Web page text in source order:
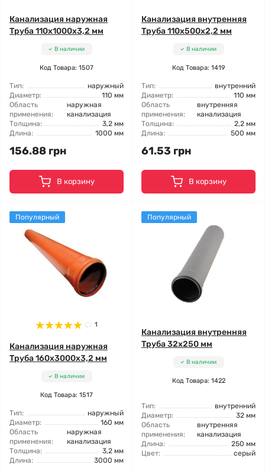
Канализация наружная
Труба 110x1000x3,2 мм
В наличии
Код Товара: 1507
Тип:
наружный
Диаметр:
110 мм
Область
применения:
наружная
канализация
Толщина:
3,2 мм
Длина:
1000 мм
156.88 грн
В корзину
Канализация внутренняя
Труба 110x500x2,2 мм
В наличии
Код Товара: 1419
Тип:
внутренний
Диаметр:
110 мм
Область
применения:
внутренняя
канализация
Толщина:
2,2 мм
Длина:
500 мм
61.53 грн
В корзину
Популярный
1
Канализация наружная
Труба 160x3000x3,2 мм
В наличии
Код Товара: 1517
Тип:
наружный
Диаметр:
160 мм
Область
применения:
наружная
канализация
Толщина:
3,2 мм
Длина:
3000 мм
Популярный
Канализация внутренняя
Труба 32x250 мм
В наличии
Код Товара: 1422
Тип:
внутренний
Диаметр:
32 мм
Область
применения:
внутренняя
канализация
Длина:
250 мм
Цвет:
серый